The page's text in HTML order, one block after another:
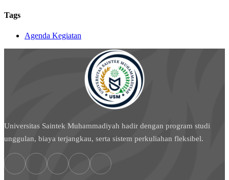
Tags
Agenda Kegiatan
Universitas Saintek Muhammadiyah hadir dengan program studi
unggulan, biaya terjangkau, serta sistem perkuliahan fleksibel.